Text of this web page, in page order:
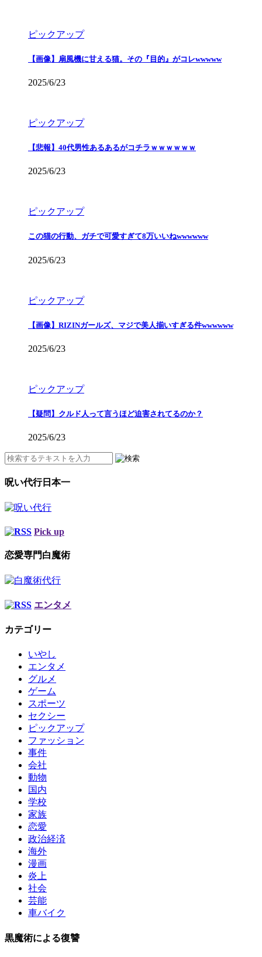
ピックアップ
【画像】扇風機に甘える猫。その『目的』がコレwwwww
2025/6/23
ピックアップ
【悲報】40代男性あるあるがコチラｗｗｗｗｗｗ
2025/6/23
ピックアップ
この猫の行動、ガチで可愛すぎて8万いいねwwwwww
2025/6/23
ピックアップ
【画像】RIZINガールズ、マジで美人揃いすぎる件wwwwww
2025/6/23
ピックアップ
【疑問】クルド人って言うほど迫害されてるのか？
2025/6/23
呪い代行日本一
Pick up
恋愛専門白魔術
エンタメ
カテゴリー
いやし
エンタメ
グルメ
ゲーム
スポーツ
セクシー
ピックアップ
ファッション
事件
会社
動物
国内
学校
家族
恋愛
政治経済
海外
漫画
炎上
社会
芸能
車バイク
黒魔術による復讐